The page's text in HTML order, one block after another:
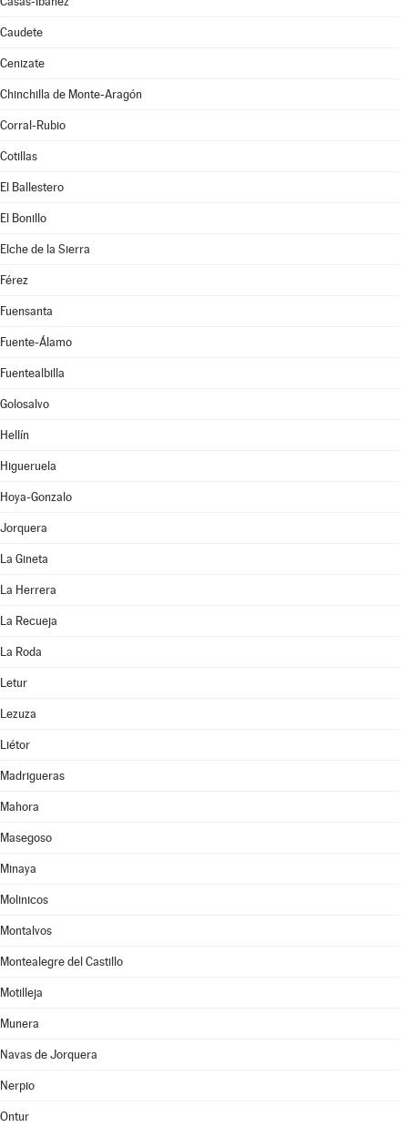
Caudete
Cenizate
Chinchilla de Monte-Aragón
Corral-Rubio
Cotillas
El Ballestero
El Bonillo
Elche de la Sierra
Férez
Fuensanta
Fuente-Álamo
Fuentealbilla
Golosalvo
Hellín
Higueruela
Hoya-Gonzalo
Jorquera
La Gineta
La Herrera
La Recueja
La Roda
Letur
Lezuza
Liétor
Madrigueras
Mahora
Masegoso
Minaya
Molinicos
Montalvos
Montealegre del Castillo
Motilleja
Munera
Navas de Jorquera
Nerpio
Ontur